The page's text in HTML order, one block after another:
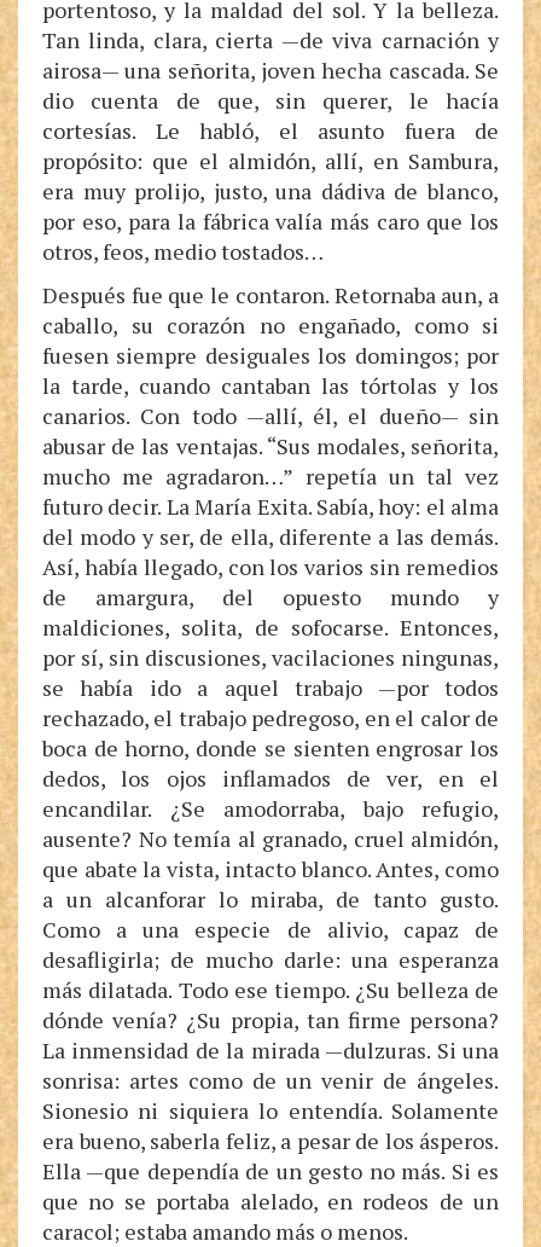
portentoso, y la maldad del sol. Y la belleza.
Tan linda, clara, cierta —de viva carnación y
airosa— una señorita, joven hecha cascada. Se
dio cuenta de que, sin querer, le hacía
cortesías. Le habló, el asunto fuera de
propósito: que el almidón, allí, en Sambura,
era muy prolijo, justo, una dádiva de blanco,
por eso, para la fábrica valía más caro que los
otros, feos, medio tostados…
Después fue que le contaron. Retornaba aun, a
caballo, su corazón no engañado, como si
fuesen siempre desiguales los domingos; por
la tarde, cuando cantaban las tórtolas y los
canarios. Con todo —allí, él, el dueño— sin
abusar de las ventajas. “Sus modales, señorita,
mucho me agradaron…” repetía un tal vez
futuro decir. La María Exita. Sabía, hoy: el alma
del modo y ser, de ella, diferente a las demás.
Así, había llegado, con los varios sin remedios
de amargura, del opuesto mundo y
maldiciones, solita, de sofocarse. Entonces,
por sí, sin discusiones, vacilaciones ningunas,
se había ido a aquel trabajo —por todos
rechazado, el trabajo pedregoso, en el calor de
boca de horno, donde se sienten engrosar los
dedos, los ojos inflamados de ver, en el
encandilar. ¿Se amodorraba, bajo refugio,
ausente? No temía al granado, cruel almidón,
que abate la vista, intacto blanco. Antes, como
a un alcanforar lo miraba, de tanto gusto.
Como a una especie de alivio, capaz de
desafligirla; de mucho darle: una esperanza
más dilatada. Todo ese tiempo. ¿Su belleza de
dónde venía? ¿Su propia, tan firme persona?
La inmensidad de la mirada —dulzuras. Si una
sonrisa: artes como de un venir de ángeles.
Sionesio ni siquiera lo entendía. Solamente
era bueno, saberla feliz, a pesar de los ásperos.
Ella —que dependía de un gesto no más. Si es
que no se portaba alelado, en rodeos de un
caracol; estaba amando más o menos.